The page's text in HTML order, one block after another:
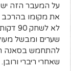
על המעבר הזה
את מקומו בהרכב
לא
שערים ומבשל
להתחמש בסאנה
שאחרי ריברי